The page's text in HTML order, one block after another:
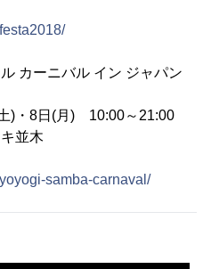
カーニバル イン ジャパン
)・8日(月) 10:00～21:00
並木
samba-carnaval/